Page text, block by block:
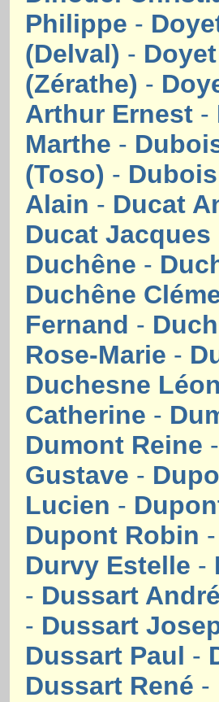
Philippe -
(Delval) -
(Zérathe) -
Arthur Ernest -
Marthe -
(Toso) -
Alain - Ducat
Ducat Jacques
Duchêne -
Duchêne
Fernand -
Rose-Marie -
Duchesne
Catherine -
Dumont Reine
Gustave -
Lucien -
Dupont Robin
Durvy Estelle -
- Dussart
- Dussart
Dussart Paul -
Dussart René -